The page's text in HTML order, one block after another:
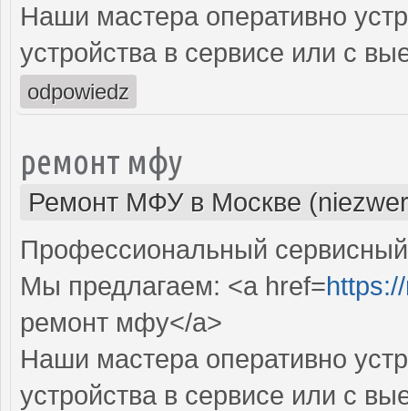
Наши мастера оперативно
устройства в сервисе или с
odpowiedz
ремонт мфу
Ремонт МФУ в Москве
Профессиональный
Мы предлагаем: <a href=
ремонт мфу</a>
Наши мастера оперативно
устройства в сервисе или с